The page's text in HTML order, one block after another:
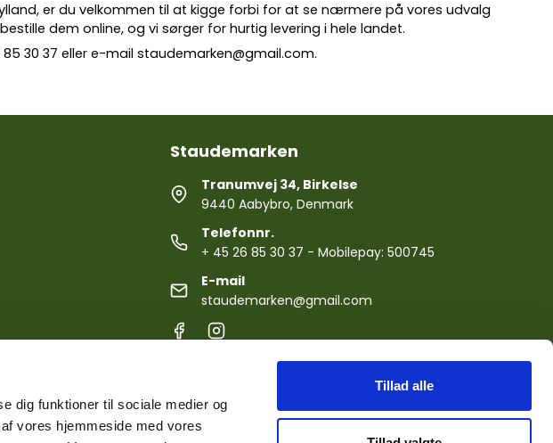
dig funktioner til sociale medier og
vores hjemmeside med vores
Tillad alle
er du velkommen til at kigge forbi for at se nærmere på vores udvalg
dem online, og vi sørger for hurtig levering i hele landet.
85 30 37 eller e-mailstaudemarken@gmail.com.
Staudemarken
Tranumvej 34, Birkelse
9440 Aabybro, Denmark
Telefonnr.
+ 45 26 85 30 37 - Mobilepay: 500745
E-mail
staudemarken@gmail.com